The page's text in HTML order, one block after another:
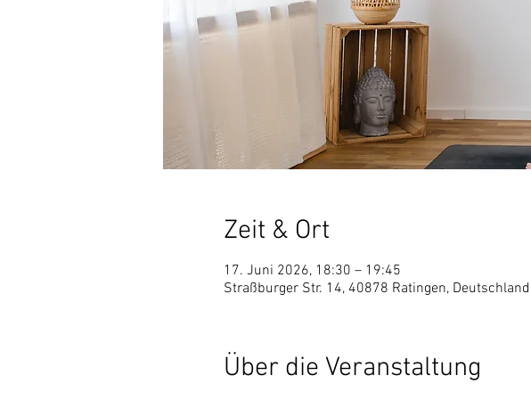
Zeit & Ort
17. Juni 2026, 18:30 – 19:45
Straßburger Str. 14, 40878 Ratingen, Deutschland
Über die Veranstaltung